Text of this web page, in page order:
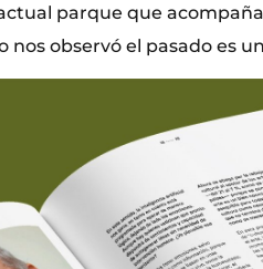
parque que
nos observó el pasado es